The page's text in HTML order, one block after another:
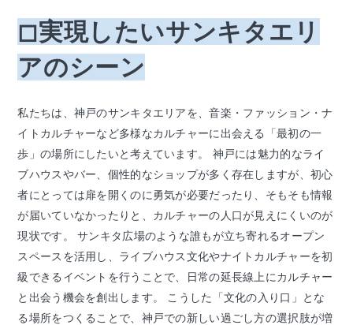
◻︎実現したいサンキタエリ
アのシーン
私たちは、神戸のサンキタエリアを、音楽・ファッション・ナ
イトカルチャーなど多様なカルチャーに出会える「最初の一
歩」の場所にしたいと考えています。 神戸には魅力的なライ
ブハウスやバー、個性的なショップが多く存在しますが、初心
者にとっては扉を開くのに勇気が必要だったり、そもそも情報
が届いていなかったりと、カルチャーの人口が見えにくいのが
現状です。 サンキタ広場のような誰もが立ち寄れるオープン
スペースを活用し、ライブハウス文化やナイトカルチャーを初
級できるイベントを行うことで、日常の延長線上にカルチャー
と出会う機会を創出します。 こうした「文化の入り口」とな
る場所をつくることで、神戸での新しい過ごし方の選択肢が増